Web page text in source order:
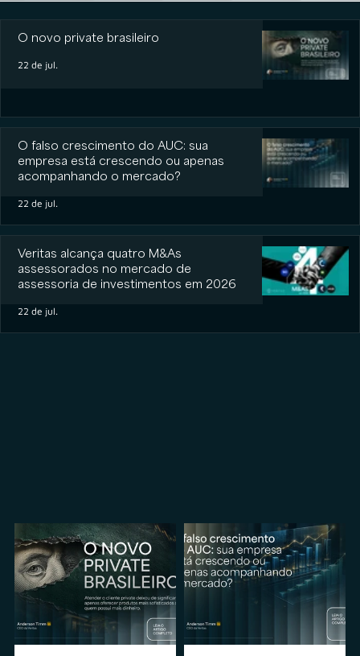
O novo private brasileiro
22 de jul.
O falso crescimento do AUC: sua
empresa está crescendo ou apenas
acompanhando o mercado?
22 de jul.
Veritas alcança quatro M&As
assessorados no mercado de
assessoria de investimentos em 2026
22 de jul.